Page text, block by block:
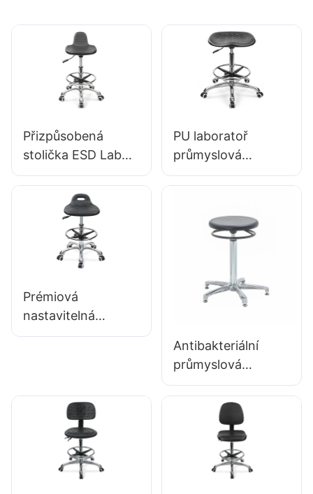
Přizpůsobená
stolička ESD Lab
Stool Small PU
Sedable Výška & 5-
hvězdičková
základna pro
laboratorní IC003
PU laboratoř
průmyslová
předseda pro
míru buy hewei
Prémiová
nastavitelná
otočná židle s
laboratoř Design
Design Výška
nastavitelného
prstence &
Antibakteriální
průmyslová
předseda pro
sestavovací linku
Workshop
Workstation IC015-
2 ODM OEM
přizpůsobený